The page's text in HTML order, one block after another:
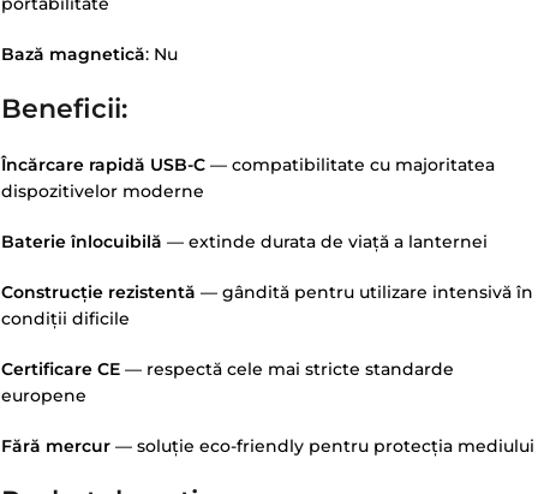
Bază magnetică: Nu
Beneficii:
Încărcare rapidă USB-C — compatibilitate cu majoritatea
dispozitivelor moderne
Baterie înlocuibilă — extinde durata de viață a lanternei
Construcție rezistentă — gândită pentru utilizare intensivă în
condiții dificile
Certificare CE — respectă cele mai stricte standarde
europene
Fără mercur — soluție eco-friendly pentru protecția mediului